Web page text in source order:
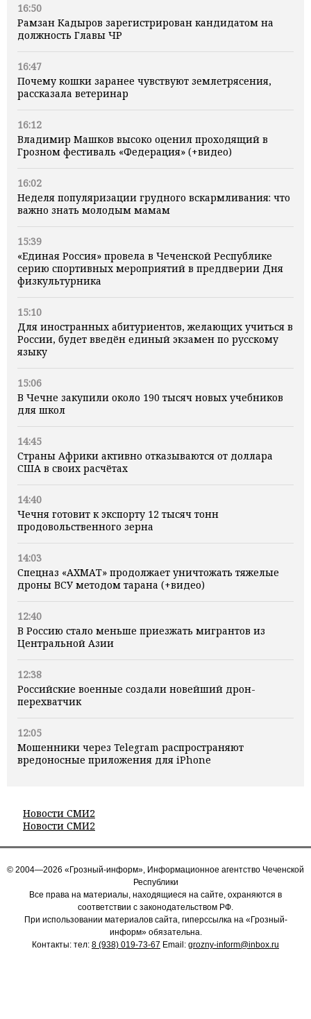
16:50
Рамзан Кадыров зарегистрирован кандидатом на
должность Главы ЧР
16:47
Почему кошки заранее чувствуют землетрясения,
рассказала ветеринар
16:12
Владимир Машков высоко оценил проходящий в
Грозном фестиваль «Федерация» (+видео)
16:02
Неделя популяризации грудного вскармливания: что
важно знать молодым мамам
15:39
«Единая Россия» провела в Чеченской Республике
серию спортивных мероприятий в преддверии Дня
физкультурника
15:10
Для иностранных абитуриентов, желающих учиться в
России, будет введён единый экзамен по русскому
языку
15:06
В Чечне закупили около 190 тысяч новых учебников
для школ
14:45
Страны Африки активно отказываются от доллара
США в своих расчётах
14:40
Чечня готовит к экспорту 12 тысяч тонн
продовольственного зерна
14:03
Спецназ «АХМАТ» продолжает уничтожать тяжелые
дроны ВСУ методом тарана (+видео)
12:40
В Россию стало меньше приезжать мигрантов из
Центральной Азии
12:38
Российские военные создали новейший дрон-
перехватчик
12:05
Мошенники через Telegram распространяют
вредоносные приложения для iPhone
Новости СМИ2
Новости СМИ2
© 2004—2026 «Грозный-информ», Информационное агентство Чеченской
Республики
Все права на материалы, находящиеся на сайте, охраняются в
соответствии с законодательством РФ.
При использовании материалов сайта, гиперссылка на «Грозный-
информ» обязательна.
Контакты: тел: 8 (938) 019-73-67 Email: grozny-inform@inbox.ru